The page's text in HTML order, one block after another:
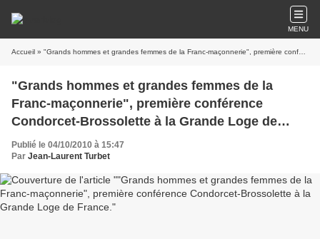
MENU
Accueil » "Grands hommes et grandes femmes de la Franc-maçonnerie", première conférence Condorcet-Brossolette à la Grande Loge de France.
"Grands hommes et grandes femmes de la
Franc-maçonnerie", première conférence
Condorcet-Brossolette à la Grande Loge de
France.
Publié le 04/10/2010 à 15:47
Par Jean-Laurent Turbet